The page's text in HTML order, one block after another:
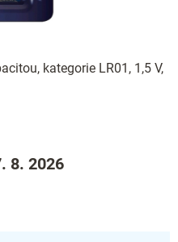
kategorie LR01, 1,5 V,
8. 2026